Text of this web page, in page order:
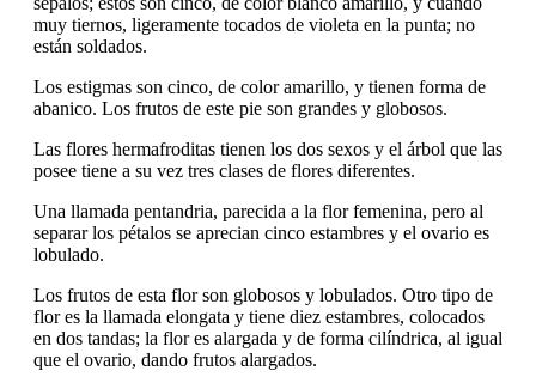
muy tiernos, ligeramente tocados de violeta en la punta; no
están soldados.
Los estigmas son cinco, de color amarillo, y tienen forma de
abanico. Los frutos de este pie son grandes y globosos.
Las flores hermafroditas tienen los dos sexos y el árbol que las
posee tiene a su vez tres clases de flores diferentes.
Una llamada pentandria, parecida a la flor femenina, pero al
separar los pétalos se aprecian cinco estambres y el ovario es
lobulado.
Los frutos de esta flor son globosos y lobulados. Otro tipo de
flor es la llamada elongata y tiene diez estambres, colocados
en dos tandas; la flor es alargada y de forma cilíndrica, al igual
que el ovario, dando frutos alargados.